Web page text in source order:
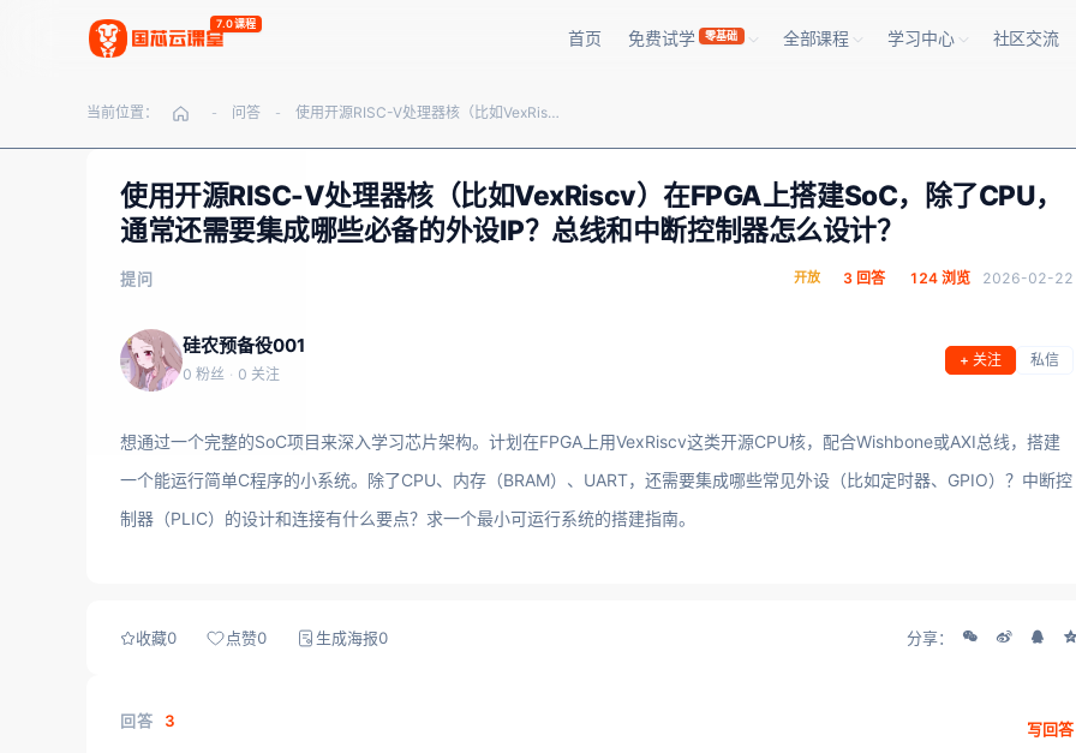
7.0课程
首页 免费试学 零基础 全部课程 学习中心 社区交流
当前位置： - 问答 - 使用开源RISC-V处理器核（比如VexRiscv）在FPGA上搭建SoC，除了CPU，通常还需要集成哪些必备的外设IP？总线和中断控制器怎么设计？
使用开源RISC-V处理器核（比如VexRiscv）在FPGA上搭建SoC，除了CPU，
通常还需要集成哪些必备的外设IP？总线和中断控制器怎么设计？
提问 开放 3 回答 124 浏览 2026-02-22
硅农预备役001
0 粉丝 · 0 关注
+ 关注 私信
想通过一个完整的SoC项目来深入学习芯片架构。计划在FPGA上用VexRiscv这类开源CPU核，配合Wishbone或AXI总线，搭建
一个能运行简单C程序的小系统。除了CPU、内存（BRAM）、UART，还需要集成哪些常见外设（比如定时器、GPIO）？中断控
制器（PLIC）的设计和连接有什么要点？求一个最小可运行系统的搭建指南。
收藏0 点赞0 生成海报0 分享：
回答 3 写回答